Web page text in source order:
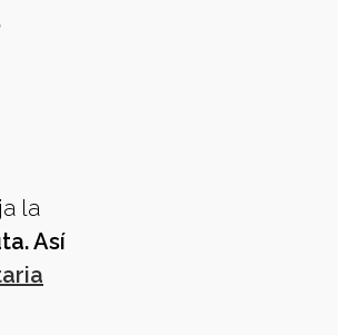
la
Así